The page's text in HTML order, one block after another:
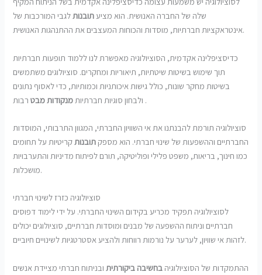
שלה של החברה האנושית. הוא מציעתובנותלגבי המורכבות של
אינטראקציות חברתיות, מוסדות והכוחות המעצבים את ההתנהגות האנושית.
כדיסציפלינה אקדמית, הסוציולוגיה מאפשרת לנו ללמוד תופעות חברתיות
תוך שימוש בשיטות שיטתיות, תיאוריות ומחקרים. סוציולוגים משתמשים
בשיטות מחקר שונות, כולל גישות איכותניות וכמותיות, כדי לאסוף נתונים
ולבחון סוגיות חברתיות מנקודות מבט רבות .
סוציולוגיה תורמת להבנתנו את אי השוויון החברתי, המגוון התרבותי, המוסדות
החברתיים וההשפעות של שינוי חברתי. הוא מספק תובנותקריטיות על תחומים
כמו חינוך, בריאות, משפט פלילי ופוליטיקה, תורם לפיתוח מדיניות והתערבויות
מושכלות.
סוציולוגיה כזרז לשינוי חברתי
לסוציולוגיה תפקיד מכריע בקידום השינוי החברתי. על ידי לימוד דפוסים
חברתיים וניתוח ההשפעה של מבנים ומוסדות חברתיים, סוציולוגים יכולים
לזהות אי שוויון, לערער על נורמות רווחות ולהציע אסטרטגיות לשינויים חיוביים.
ההתמקדות של הסוציולוגיה בחשיבה ביקורתית ובניתוח חברתי מציידת אנשים